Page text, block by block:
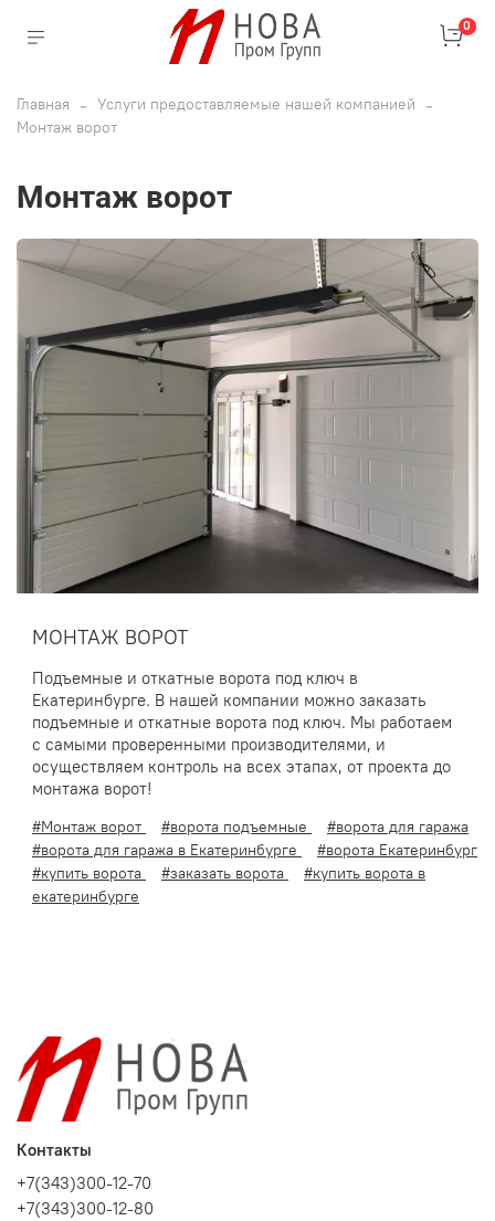
0
Главная
Услуги предоставляемые нашей компанией
Монтаж ворот
Монтаж ворот
МОНТАЖ ВОРОТ
Подъемные и откатные ворота под ключ в
Екатеринбурге. В нашей компании можно заказать
подъемные и откатные ворота под ключ. Мы работаем
с самыми проверенными производителями, и
осуществляем контроль на всех этапах, от проекта до
монтажа ворот!
#Монтаж ворот #ворота подъемные
#ворота для гаража
#ворота для гаража в Екатеринбурге
#ворота Екатеринбург
#купить ворота
#заказать ворота
#купить ворота в
екатеринбурге
Контакты
+7(343)300-12-70
+7(343)300-12-80